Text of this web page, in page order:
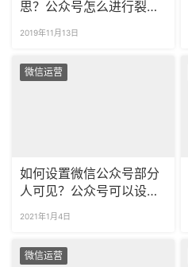
思？公众号怎么进行裂
2019年11月13日
微信运营
如何设置微信公众号部分
人可见？公众号可以设置
2021年1月4日
微信运营